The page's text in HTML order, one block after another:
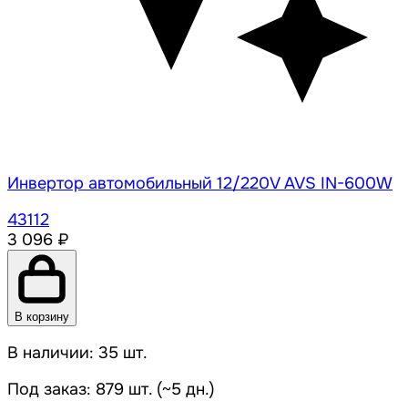
Инвертор автомобильный 12/220V AVS IN-600W
43112
3 096 ₽
В корзину
В наличии: 35 шт.
Под заказ: 879 шт. (~5 дн.)